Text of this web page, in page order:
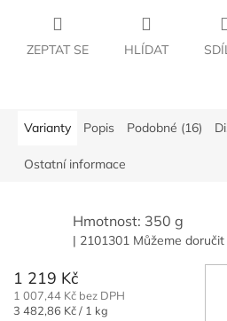
ZEPTAT SE HLÍDAT
Varianty Popis Podobné (16)
Ostatní informace
Hmotnost: 350 g
| 2101301 Můžeme doručit
1 219 Kč
1 007,44 Kč bez DPH
Měrná
3 482,86 Kč / 1 kg